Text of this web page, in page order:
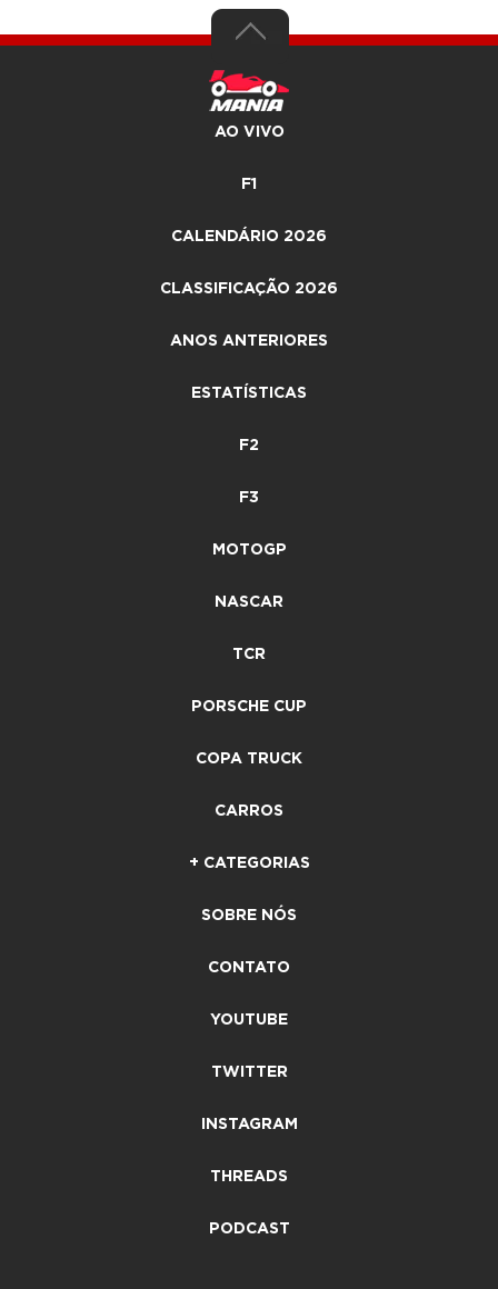
AO VIVO
F1
CALENDÁRIO 2026
CLASSIFICAÇÃO 2026
ANOS ANTERIORES
ESTATÍSTICAS
F2
F3
MOTOGP
NASCAR
TCR
PORSCHE CUP
COPA TRUCK
CARROS
+ CATEGORIAS
SOBRE NÓS
CONTATO
YOUTUBE
TWITTER
INSTAGRAM
THREADS
PODCAST